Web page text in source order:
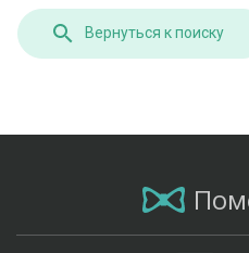
Вернуться к поиску